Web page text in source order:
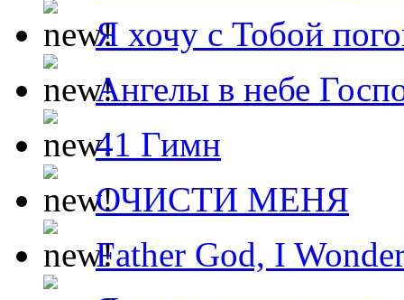
Я хочу с Тобой
Ангелы в небе
41 Гимн
ОЧИСТИ МЕНЯ
Father God, I